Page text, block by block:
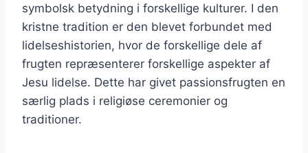
symbolsk betydning i forskellige kulturer. I den
kristne tradition er den blevet forbundet med
lidelseshistorien, hvor de forskellige dele af
frugten repræsenterer forskellige aspekter af
Jesu lidelse. Dette har givet passionsfrugten en
særlig plads i religiøse ceremonier og
traditioner.